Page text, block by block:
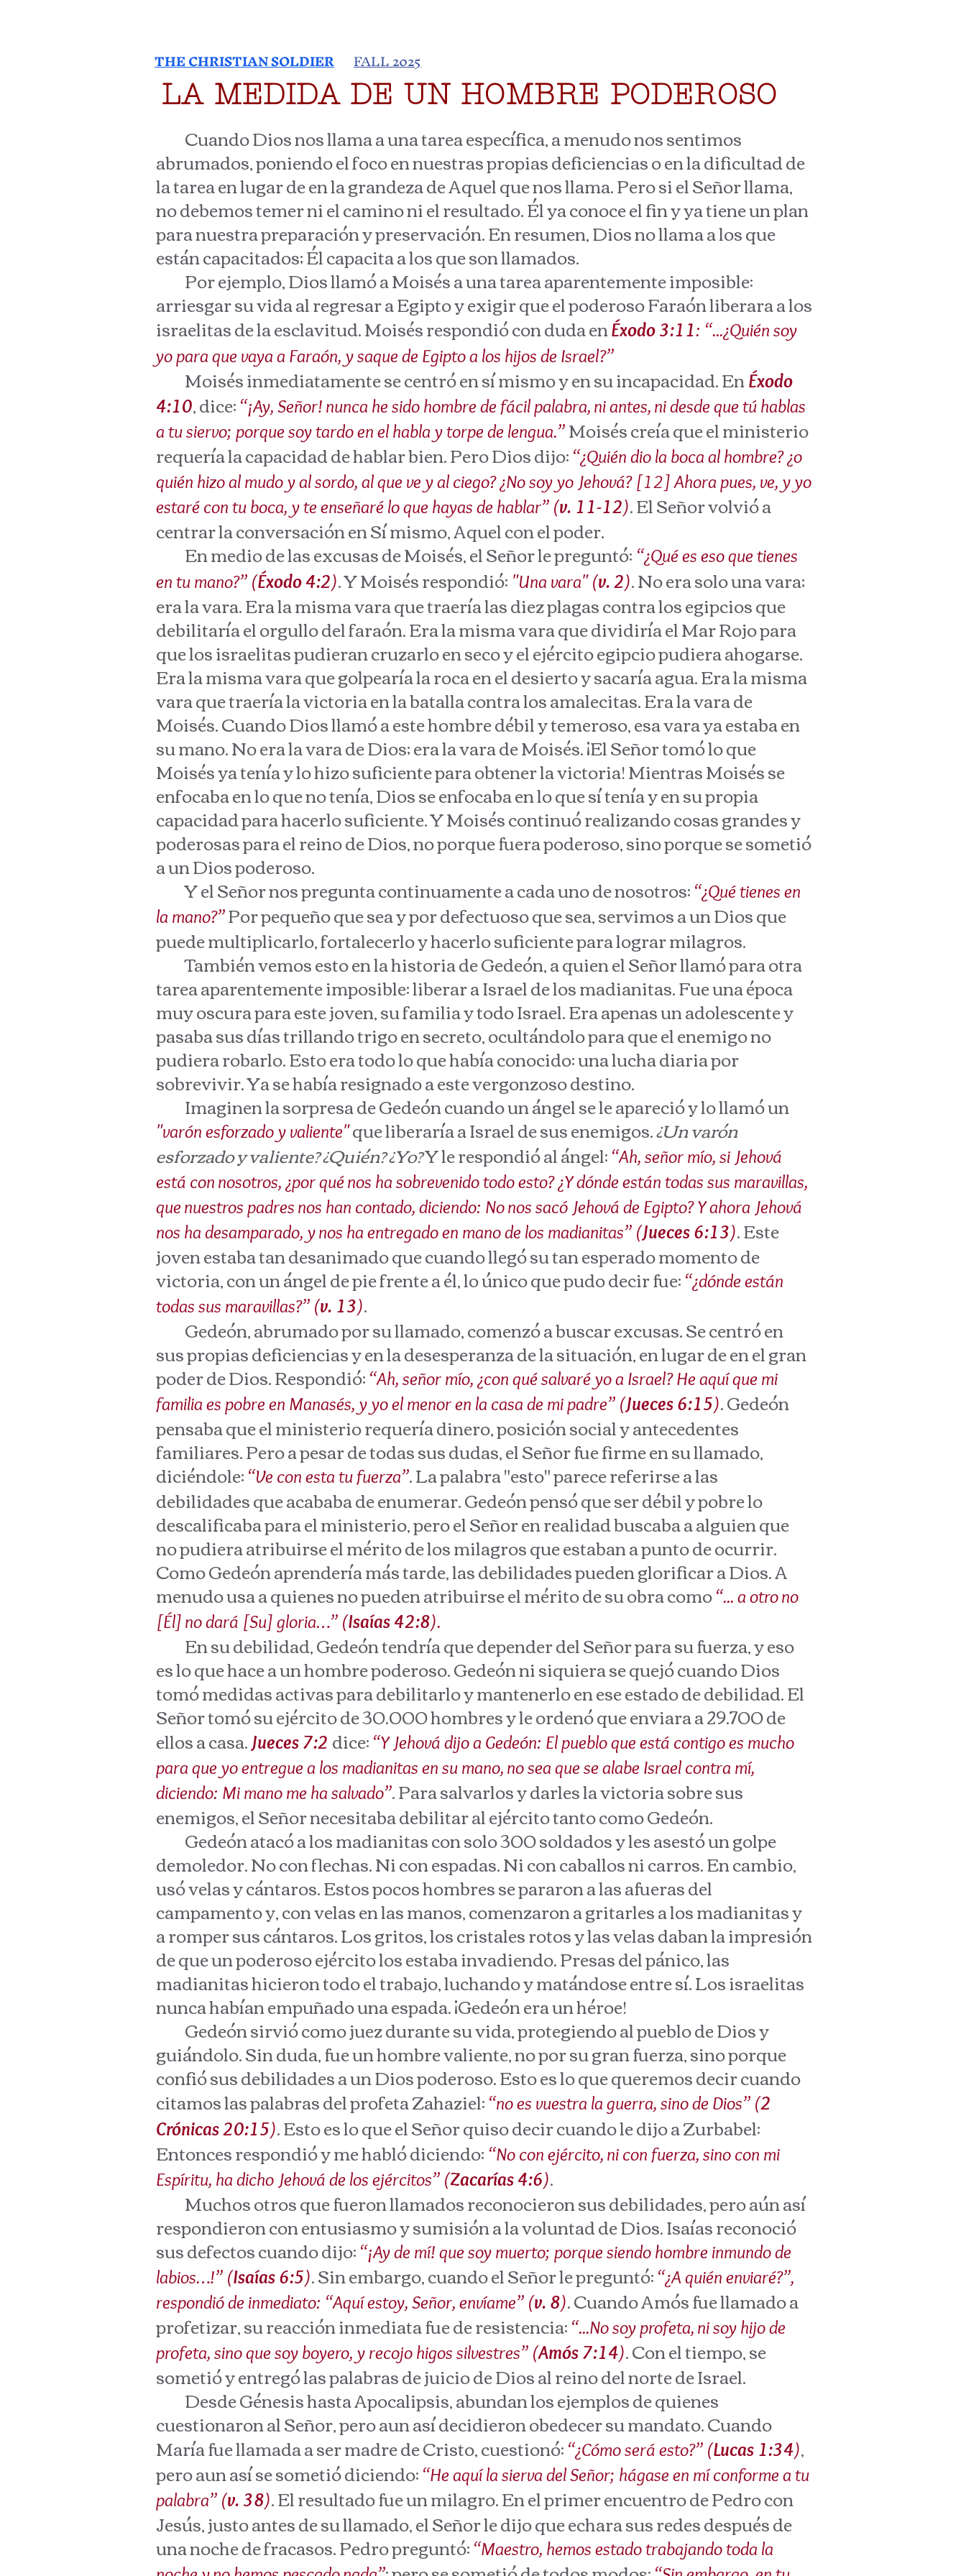
THE CHRISTIAN SOLDIER FALL 2025
LA MEDIDA DE UN HOMBRE PODEROSO
Cuando Dios nos llama a una tarea específica, a menudo nos sentimos
abrumados, poniendo el foco en nuestras propias deficiencias o en la dificultad de
la tarea en lugar de en la grandeza de Aquel que nos llama. Pero si el Señor llama,
no debemos temer ni el camino ni el resultado. Él ya conoce el fin y ya tiene un plan
para nuestra preparación y preservación. En resumen, Dios no llama a los que
están capacitados; Él capacita a los que son llamados.
Por ejemplo, Dios llamó a Moisés a una tarea aparentemente imposible:
arriesgar su vida al regresar a Egipto y exigir que el poderoso Faraón liberara a los
israelitas de la esclavitud. Moisés respondió con duda enÉxodo 3:11: “...¿Quién soy
yo para que vaya a Faraón, y saque de Egipto a los hijos de Israel?”
Moisés inmediatamente se centró en sí mismo y en su incapacidad. EnÉxodo
4:10, dice: “¡Ay, Señor! nunca he sido hombre de fácil palabra, ni antes, ni desde que tú hablas
a tu siervo; porque soy tardo en el habla y torpe de lengua.”Moisés creía que el ministerio
requería la capacidad de hablar bien. Pero Dios dijo: “¿Quién dio la boca al hombre? ¿o
quién hizo al mudo y al sordo, al que ve y al ciego? ¿No soy yo Jehová? [12] Ahora pues, ve, y yo
estaré con tu boca, y te enseñaré lo que hayas de hablar” (v. 11-12). El Señor volvió a
centrar la conversación en Sí mismo, Aquel con el poder.
En medio de las excusas de Moisés, el Señor le preguntó: “¿Qué es eso que tienes
en tu mano?” (Éxodo 4:2). Y Moisés respondió: "Una vara" (v. 2). No era solo una vara;
era la vara. Era la misma vara que traería las diez plagas contra los egipcios que
debilitaría el orgullo del faraón. Era la misma vara que dividiría el Mar Rojo para
que los israelitas pudieran cruzarlo en seco y el ejército egipcio pudiera ahogarse.
Era la misma vara que golpearía la roca en el desierto y sacaría agua. Era la misma
vara que traería la victoria en la batalla contra los amalecitas. Era la vara de
Moisés. Cuando Dios llamó a este hombre débil y temeroso, esa vara ya estaba en
su mano. No era la vara de Dios; era la vara de Moisés. ¡El Señor tomó lo que
Moisés ya tenía y lo hizo suficiente para obtener la victoria! Mientras Moisés se
enfocaba en lo que no tenía, Dios se enfocaba en lo que sí tenía y en su propia
capacidad para hacerlo suficiente. Y Moisés continuó realizando cosas grandes y
poderosas para el reino de Dios, no porque fuera poderoso, sino porque se sometió
a un Dios poderoso.
Y el Señor nos pregunta continuamente a cada uno de nosotros: “¿Qué tienes en
la mano?”Por pequeño que sea y por defectuoso que sea, servimos a un Dios que
puede multiplicarlo, fortalecerlo y hacerlo suficiente para lograr milagros.
También vemos esto en la historia de Gedeón, a quien el Señor llamó para otra
tarea aparentemente imposible: liberar a Israel de los madianitas. Fue una época
muy oscura para este joven, su familia y todo Israel. Era apenas un adolescente y
pasaba sus días trillando trigo en secreto, ocultándolo para que el enemigo no
pudiera robarlo. Esto era todo lo que había conocido: una lucha diaria por
sobrevivir. Ya se había resignado a este vergonzoso destino.
Imaginen la sorpresa de Gedeón cuando un ángel se le apareció y lo llamó un
"varón esforzado y valiente"que liberaría a Israel de sus enemigos.¿Un varón
esforzado y valiente? ¿Quién? ¿Yo?Y le respondió al ángel: “Ah, señor mío, si Jehová
está con nosotros, ¿por qué nos ha sobrevenido todo esto? ¿Y dónde están todas sus maravillas,
que nuestros padres nos han contado, diciendo: No nos sacó Jehová de Egipto? Y ahora Jehová
nos ha desamparado, y nos ha entregado en mano de los madianitas” (Jueces 6:13). Este
joven estaba tan desanimado que cuando llegó su tan esperado momento de
victoria, con un ángel de pie frente a él, lo único que pudo decir fue: “¿dónde están
todas sus maravillas?” (v. 13).
Gedeón, abrumado por su llamado, comenzó a buscar excusas. Se centró en
sus propias deficiencias y en la desesperanza de la situación, en lugar de en el gran
poder de Dios. Respondió: “Ah, señor mío, ¿con qué salvaré yo a Israel? He aquí que mi
familia es pobre en Manasés, y yo el menor en la casa de mi padre” (Jueces 6:15). Gedeón
pensaba que el ministerio requería dinero, posición social y antecedentes
familiares. Pero a pesar de todas sus dudas, el Señor fue firme en su llamado,
diciéndole: “Ve con esta tu fuerza”. La palabra "esto" parece referirse a las
debilidades que acababa de enumerar. Gedeón pensó que ser débil y pobre lo
descalificaba para el ministerio, pero el Señor en realidad buscaba a alguien que
no pudiera atribuirse el mérito de los milagros que estaban a punto de ocurrir.
Como Gedeón aprendería más tarde, las debilidades pueden glorificar a Dios. A
menudo usa a quienes no pueden atribuirse el mérito de su obra como“... a otro no
[Él] no dará [Su] gloria…” (Isaías 42:8).
En su debilidad, Gedeón tendría que depender del Señor para su fuerza, y eso
es lo que hace a un hombre poderoso. Gedeón ni siquiera se quejó cuando Dios
tomó medidas activas para debilitarlo y mantenerlo en ese estado de debilidad. El
Señor tomó su ejército de 30.000 hombres y le ordenó que enviara a 29.700 de
ellos a casa. Jueces 7:2 dice: “Y Jehová dijo a Gedeón: El pueblo que está contigo es mucho
para que yo entregue a los madianitas en su mano, no sea que se alabe Israel contra mí,
diciendo: Mi mano me ha salvado”. Para salvarlos y darles la victoria sobre sus
enemigos, el Señor necesitaba debilitar al ejército tanto como Gedeón.
Gedeón atacó a los madianitas con solo 300 soldados y les asestó un golpe
demoledor. No con flechas. Ni con espadas. Ni con caballos ni carros. En cambio,
usó velas y cántaros. Estos pocos hombres se pararon a las afueras del
campamento y, con velas en las manos, comenzaron a gritarles a los madianitas y
a romper sus cántaros. Los gritos, los cristales rotos y las velas daban la impresión
de que un poderoso ejército los estaba invadiendo. Presas del pánico, las
madianitas hicieron todo el trabajo, luchando y matándose entre sí. Los israelitas
nunca habían empuñado una espada. ¡Gedeón era un héroe!
Gedeón sirvió como juez durante su vida, protegiendo al pueblo de Dios y
guiándolo. Sin duda, fue un hombre valiente, no por su gran fuerza, sino porque
confió sus debilidades a un Dios poderoso. Esto es lo que queremos decir cuando
citamos las palabras del profeta Zahaziel: “no es vuestra la guerra, sino de Dios” (2
Crónicas 20:15). Esto es lo que el Señor quiso decir cuando le dijo a Zurbabel:
Entonces respondió y me habló diciendo: “No con ejército, ni con fuerza, sino con mi
Espíritu, ha dicho Jehová de los ejércitos” (Zacarías 4:6).
Muchos otros que fueron llamados reconocieron sus debilidades, pero aún así
respondieron con entusiasmo y sumisión a la voluntad de Dios. Isaías reconoció
sus defectos cuando dijo: “¡Ay de mí! que soy muerto; porque siendo hombre inmundo de
labios…!” (Isaías 6:5). Sin embargo, cuando el Señor le preguntó: “¿A quién enviaré?”,
respondió de inmediato: “Aquí estoy, Señor, envíame” (v. 8). Cuando Amós fue llamado a
profetizar, su reacción inmediata fue de resistencia: “...No soy profeta, ni soy hijo de
profeta, sino que soy boyero, y recojo higos silvestres” (Amós 7:14). Con el tiempo, se
sometió y entregó las palabras de juicio de Dios al reino del norte de Israel.
Desde Génesis hasta Apocalipsis, abundan los ejemplos de quienes
cuestionaron al Señor, pero aun así decidieron obedecer su mandato. Cuando
María fue llamada a ser madre de Cristo, cuestionó: “¿Cómo será esto?” (Lucas 1:34),
pero aun así se sometió diciendo: “He aquí la sierva del Señor; hágase en mí conforme a tu
palabra” (v. 38). El resultado fue un milagro. En el primer encuentro de Pedro con
Jesús, justo antes de su llamado, el Señor le dijo que echara sus redes después de
una noche de fracasos. Pedro preguntó: “Maestro, hemos estado trabajando toda la